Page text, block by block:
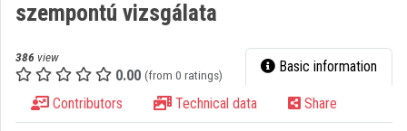
Organizations
Contributors
szempontú vizsgálata
386 view
0.00 (from 0 ratings) Basic information
Contributors Technical data Share